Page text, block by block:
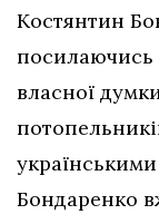
Костянтин
посилаючись
власної
Бондаренко